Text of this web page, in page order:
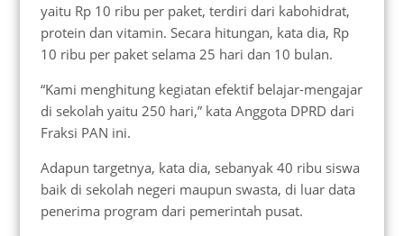
yaitu Rp 10 ribu per paket, terdiri dari kabohidrat,
protein dan vitamin. Secara hitungan, kata dia, Rp
10 ribu per paket selama 25 hari dan 10 bulan.
“Kami menghitung kegiatan efektif belajar-mengajar
di sekolah yaitu 250 hari,” kata Anggota DPRD dari
Fraksi PAN ini.
Adapun targetnya, kata dia, sebanyak 40 ribu siswa
baik di sekolah negeri maupun swasta, di luar data
penerima program dari pemerintah pusat.